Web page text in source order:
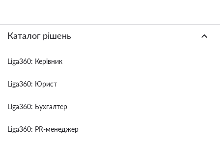
Каталог рішень
Liga360: Керівник
Liga360: Юрист
Liga360: Бухгалтер
Liga360: PR-менеджер